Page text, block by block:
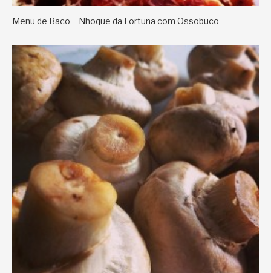
Menu de Baco – Nhoque da Fortuna com Ossobuco